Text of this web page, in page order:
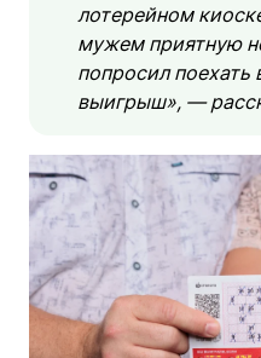
лотерейном
мужем приятную
попросил
выигрыш», —